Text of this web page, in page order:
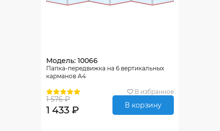
Модель: 10066
Папка-передвижка на 6 вертикальных
карманов А4
В избранное
1 576 ₽
1 433 ₽ В корзину